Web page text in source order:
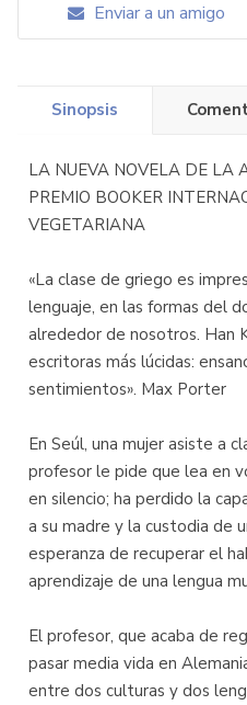
Enviar a un amigo
Sinopsis
LA NUEVA NOVELA DE LA
PREMIO BOOKER
VEGETARIANA
«La clase de griego es
lenguaje, en las formas del
alrededor de nosotros. Han
escritoras más lúcidas:
sentimientos». Max Porter
En Seúl, una mujer asiste a
profesor le pide que lea en
en silencio; ha perdido la
a su madre y la custodia de
esperanza de recuperar el
aprendizaje de una lengua
El profesor, que acaba de
pasar media vida en
entre dos culturas y dos